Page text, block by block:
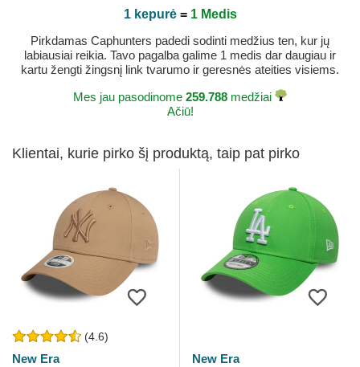
1 kepurė= 1 Medis
Pirkdamas Caphunters padedi sodinti medžius ten, kur jų
labiausiai reikia. Tavo pagalba galime 1 medis dar daugiau ir
kartu žengti žingsnį link tvarumo ir geresnės ateities visiems.
Mes jau pasodinome 259.788 medžiai
Ačiū!
Klientai, kurie pirko šį produktą, taip pat pirko
(4.6)
New Era
New Era